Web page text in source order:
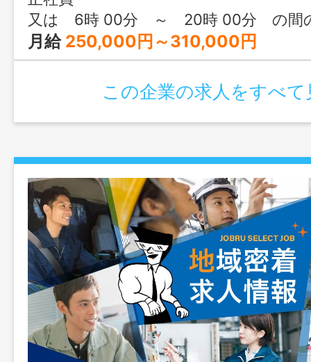
又は 6時 00分 ～ 20時 00分 の間
月給 250,000円～310,000円
この企業の求人をすべて